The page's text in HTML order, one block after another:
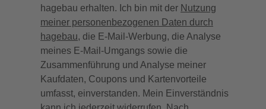
hagebau erhalten. Ich bin mit der Nutzung
meiner personenbezogenen Daten durch
hagebau, die E-Mail-Werbung, die Analyse
meines E-Mail-Umgangs sowie die
Zusammenführung und Analyse meiner
Kaufdaten, Coupons und Kartenvorteile
umfasst, einverstanden. Mein Einverständnis